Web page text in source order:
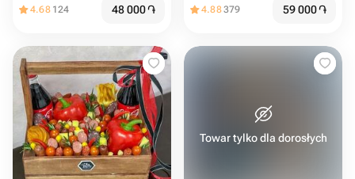
4.68 124 48 000֏ 4.88379 59 000֏
Towar tylko dla dorosłych